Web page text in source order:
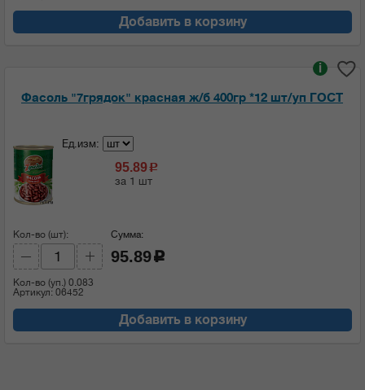
Добавить в корзину
Фасоль "7грядок" красная ж/б 400гр *12 шт/уп ГОСТ
i
Ед.изм:
95.89c
за 1 шт
Кол-во (шт):
Кол-во (уп.) 0.083
Артикул: 06452
Сумма:
95.89 c
Добавить в корзину